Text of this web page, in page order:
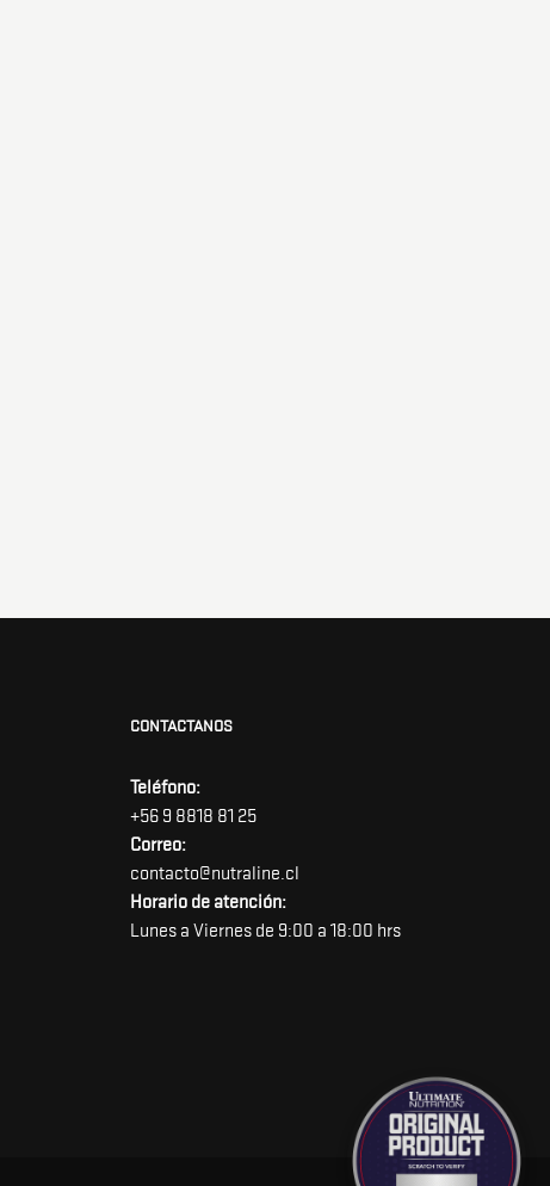
CONTACTANOS
Teléfono:
+56 9 8818 81 25
Correo:
contacto@nutraline.cl
Horario de atención:
Lunes a Viernes de 9:00 a 18:00 hrs